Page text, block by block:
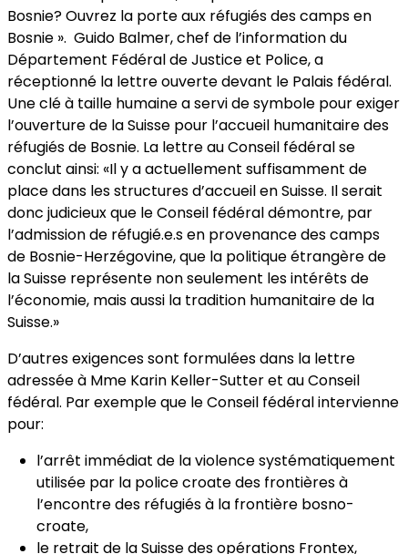
Bosnie? Ouvrez la porte aux réfugiés des camps en
Bosnie ». Guido Balmer, chef de l’information du
Département Fédéral de Justice et Police, a
réceptionné la lettre ouverte devant le Palais fédéral.
Une clé à taille humaine a servi de symbole pour exiger
l’ouverture de la Suisse pour l’accueil humanitaire des
réfugiés de Bosnie. La lettre au Conseil fédéral se
conclut ainsi: «Il y a actuellement suffisamment de
place dans les structures d’accueil en Suisse. Il serait
donc judicieux que le Conseil fédéral démontre, par
l’admission de réfugié.e.s en provenance des camps
de Bosnie-Herzégovine, que la politique étrangère de
la Suisse représente non seulement les intérêts de
l’économie, mais aussi la tradition humanitaire de la
Suisse.»
D’autres exigences sont formulées dans la lettre
adressée à Mme Karin Keller-Sutter et au Conseil
fédéral. Par exemple que le Conseil fédéral intervienne
pour:
l’arrêt immédiat de la violence systématiquement
utilisée par la police croate des frontières à
l’encontre des réfugiés à la frontière bosno-
croate,
le retrait de la Suisse des opérations Frontex,